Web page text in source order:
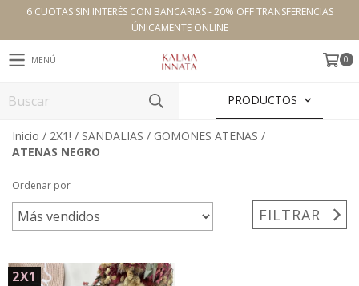
6 CUOTAS SIN INTERÉS CON BANCARIAS - 20% OFF TRANSFERENCIAS
ÚNICAMENTE ONLINE
MENÚ 0
PRODUCTOS
Inicio / 2X1! / SANDALIAS / GOMONES ATENAS /
ATENAS NEGRO
Ordenar por
FILTRAR
2X1